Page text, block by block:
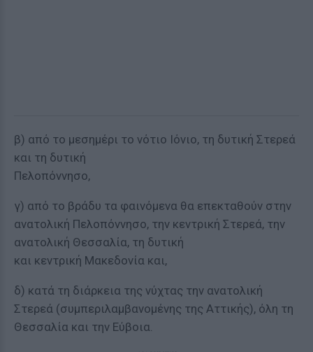
β) από το μεσημέρι το νότιο Ιόνιο, τη δυτική Στερεά
και τη δυτική
Πελοπόννησο,
γ) από το βράδυ τα φαινόμενα θα επεκταθούν στην
ανατολική Πελοπόννησο, την κεντρική Στερεά, την
ανατολική Θεσσαλία, τη δυτική
και κεντρική Μακεδονία και,
δ) κατά τη διάρκεια της νύχτας την ανατολική
Στερεά (συμπεριλαμβανομένης της Αττικής), όλη τη
Θεσσαλία και την Εύβοια.